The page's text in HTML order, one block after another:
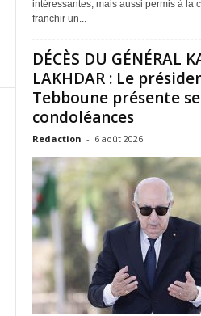
intéressantes, mais aussi permis à la
franchir un...
DÉCÈS DU GÉNÉRAL
LAKHDAR : Le
Tebboune présente
condoléances
Redaction - 6 août 2026